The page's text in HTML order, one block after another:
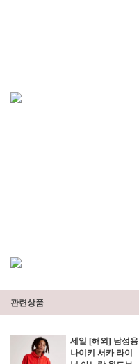
관련상품
세일 [해외] 남성용
나이키 서카 라이